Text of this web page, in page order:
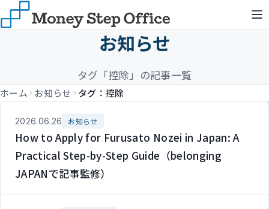
お知らせ
タグ「控除」の記事一覧
ホーム お知らせ タグ：控除
2026.06.26 お知らせ
How to Apply for Furusato Nozei in Japan: A
Practical Step-by-Step Guide（belonging
JAPANで記事監修）